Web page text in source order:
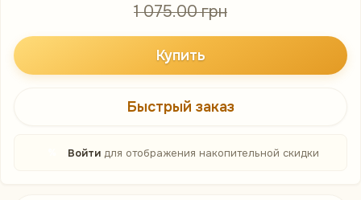
1 075.00 грн
Купить
Быстрый заказ
Войти для отображения накопительной скидки